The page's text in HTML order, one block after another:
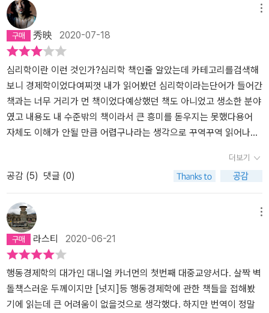
秀映 2020-07-18
심리학이란 이런 것인가?심리학 책인줄 알았는데 카테고리를검색해
보니 경제학이었다여찌껏 내가 읽어봤던 심리학이라는단어가 들어간
책과는 너무 거리가 먼 책이었다예상했던 책도 아니었고 생소한 분야
였고 내용도 내 수준밖의 책이라서 큰 흥미를 돋우지는 못했다용어
자체도 이해가 안될 만큼 어렵구나라는 생각으로 꾸역꾸역 읽어나갈
은 그나마 와닿았다하지만 대부분이 나와는 관계없는 실험이나상황
들이라고 생각되어서 이해도 안되고공감도 안됐다이런 분야를 전공
하거나 관심이 있는 사람들에게는 유용한 책이다나같은 초심자에게
는 내용자체가 버거울거란 생각이 든다좀 더 쉬운 책을 읽은 후 어느
정도의 정보나 지식을 갖고 읽었다면 좋았을 것이다읽으면 읽을 수록
시스템1과 시스템2의구분이 어려워졌다시스템1이 시스템2가 어떻게
작동하든내 생활에 크나큰 위험을 초래하지 않는이상 그것들이 어떻
게 하든 신경쓰지 않기로 했다요즘 내 생활에 만족감이나 행복감을
느끼지 못해서 인지 ˝체감 행복˝이란 단어가 제일 눈에 띄었다 체감
행복을 높이기 위해 나 자신은 어떤행동을 하고 어떻게 생각을 해야
더보기
공감 (5) 댓글 (0)
라스티 2020-06-21
행동경제학의 대가인 대니얼 카너먼의 첫번째 대중교양서다. 살짝 벽
돌책스러운 두께이지만 [넛지]등 행동경제학에 관한 책들을 접해봤
기에 읽는데 큰 어려움이 없을것으로 생각했다. 하지만 번역이 정말